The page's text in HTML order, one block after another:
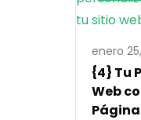
enero
{4} Tu
Web